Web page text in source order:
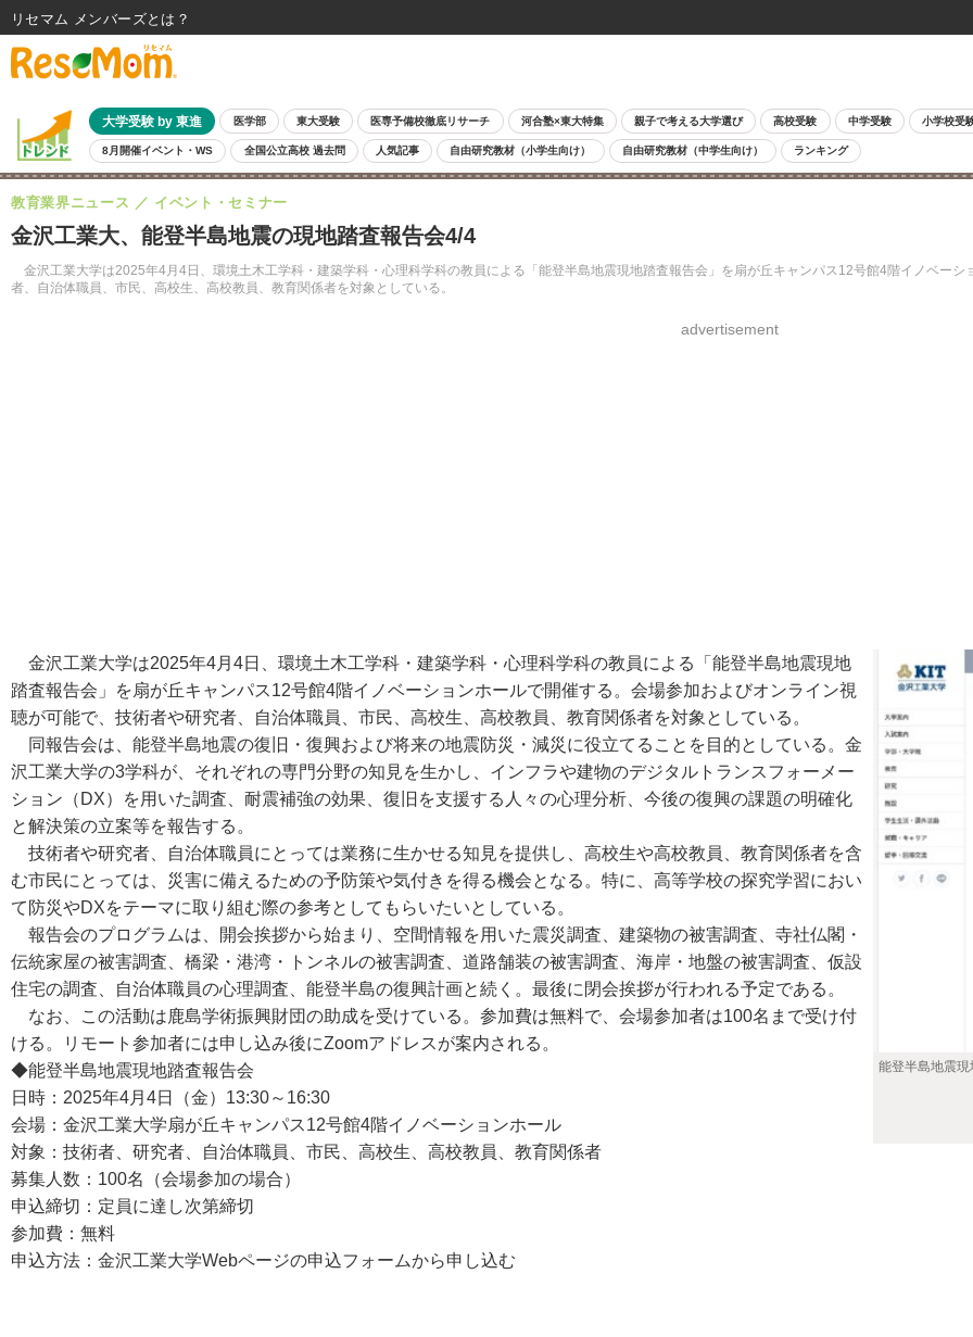
大学受験 by 東進 医学部 東大受験 医専予備校徹底リサーチ 河合塾×東大特集 親子で考える大学選び 高校受験 中学受験 小学校受
8月開催イベント・WS 全国公立高校 過去問 人気記事 自由研究教材（小学生向け） 自由研究教材（中学生向け） ランキング
金沢工業大、能登半島地震の現地踏査報告会4/4
金沢工業大学は2025年4月4日、環境土木工学科・建築学科・心理科学科の教員による「能登半島地震現地踏査報告会」を扇が丘キャンパス12号館4階イノベー
者、自治体職員、市民、高校生、高校教員、教育関係者を対象としている。
教育業界ニュース イベント・セミナー
advertisement
能登半島地震
金沢工業大学は2025年4月4日、環境土木工学科・建築学科・心理科学科の教員による「能登半島地震現地
踏査報告会」を扇が丘キャンパス12号館4階イノベーションホールで開催する。会場参加およびオンライン視
聴が可能で、技術者や研究者、自治体職員、市民、高校生、高校教員、教育関係者を対象としている。
同報告会は、能登半島地震の復旧・復興および将来の地震防災・減災に役立てることを目的としている。金
沢工業大学の3学科が、それぞれの専門分野の知見を生かし、インフラや建物のデジタルトランスフォーメー
ション（DX）を用いた調査、耐震補強の効果、復旧を支援する人々の心理分析、今後の復興の課題の明確化
と解決策の立案等を報告する。
技術者や研究者、自治体職員にとっては業務に生かせる知見を提供し、高校生や高校教員、教育関係者を含
む市民にとっては、災害に備えるための予防策や気付きを得る機会となる。特に、高等学校の探究学習におい
て防災やDXをテーマに取り組む際の参考としてもらいたいとしている。
報告会のプログラムは、開会挨拶から始まり、空間情報を用いた震災調査、建築物の被害調査、寺社仏閣・
伝統家屋の被害調査、橋梁・港湾・トンネルの被害調査、道路舗装の被害調査、海岸・地盤の被害調査、仮設
住宅の調査、自治体職員の心理調査、能登半島の復興計画と続く。最後に閉会挨拶が行われる予定である。
なお、この活動は鹿島学術振興財団の助成を受けている。参加費は無料で、会場参加者は100名まで受け付
ける。リモート参加者には申し込み後にZoomアドレスが案内される。
◆能登半島地震現地踏査報告会
日時：2025年4月4日（金）13:30～16:30
会場：金沢工業大学扇が丘キャンパス12号館4階イノベーションホール
対象：技術者、研究者、自治体職員、市民、高校生、高校教員、教育関係者
募集人数：100名（会場参加の場合）
申込締切：定員に達し次第締切
参加費：無料
申込方法：金沢工業大学Webページの申込フォームから申し込む
リセマム メンバーズ